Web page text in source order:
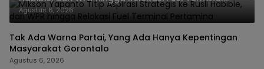
Pertamina
Agustus 6, 2026
Tak Ada Warna Partai, Yang Ada Hanya Kepentingan
Masyarakat Gorontalo
Agustus 6, 2026